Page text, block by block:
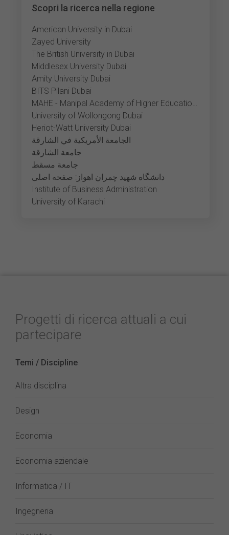
Scopri la ricerca nella regione
American University in Dubai
Zayed University
The British University in Dubai
Middlesex University Dubai
Amity University Dubai
BITS Pilani Dubai
MAHE - Manipal Academy of Higher Education Dubai
University of Wollongong Dubai
Heriot-Watt University Dubai
الجامعة الأمريكية في الشارقة
جامعة الشارقة
جامعة مسقط
دانشگاه شهید چمران اهواز: صفحه اصلی
Institute of Business Administration
University of Karachi
Progetti di ricerca attuali a cui
partecipare
Temi / Discipline
Altra disciplina
Design
Economia
Economia aziendale
Informatica / IT
Ingegneria